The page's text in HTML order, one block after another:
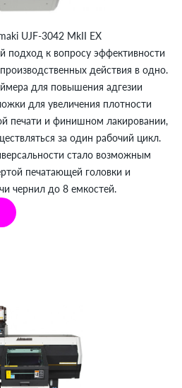
UJF-3042 MkII EX
подход к вопросу эффективности
действия в одно.
для повышения адгезии
для увеличения плотности
печати и финишном лакировании,
за один рабочий цикл.
стало возможным
печатающей головки и
чернил до 8 емкостей.